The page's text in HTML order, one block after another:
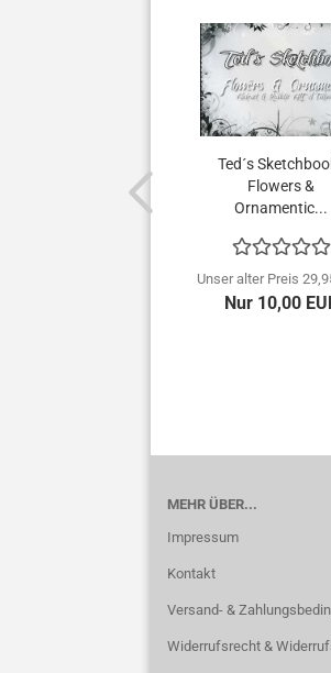
Ted´s
Flowers &
Ornamentic...
Unser alter Preis
Nur 10,00
MEHR ÜBER...
Impressum
Kontakt
Versand- &
Widerrufsrecht &